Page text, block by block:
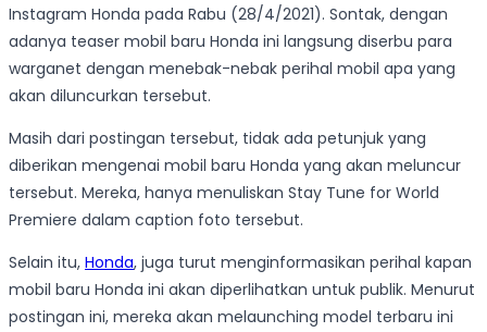
Instagram Honda pada Rabu (28/4/2021). Sontak, dengan
adanya teaser mobil baru Honda ini langsung diserbu para
warganet dengan menebak-nebak perihal mobil apa yang
akan diluncurkan tersebut.
Masih dari postingan tersebut, tidak ada petunjuk yang
diberikan mengenai mobil baru Honda yang akan meluncur
tersebut. Mereka, hanya menuliskan Stay Tune for World
Premiere dalam caption foto tersebut.
Selain itu, Honda, juga turut menginformasikan perihal kapan
mobil baru Honda ini akan diperlihatkan untuk publik. Menurut
postingan ini, mereka akan melaunching model terbaru ini